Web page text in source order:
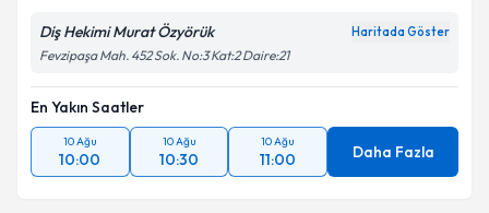
Diş Hekimi Murat Özyörük Haritada Göster
Fevzipaşa Mah. 452 Sok. No:3 Kat:2 Daire:21
En Yakın Saatler
10 Ağu
10:00
10 Ağu
10:30
10 Ağu
11:00 Daha Fazla